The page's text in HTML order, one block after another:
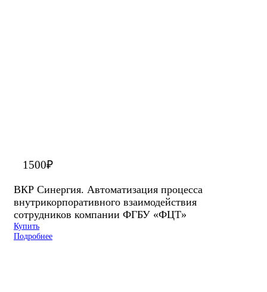
1500₽
ВКР Синергия. Автоматизация процесса
внутрикорпоративного взаимодействия
сотрудников компании ФГБУ «ФЦТ»
Купить
Подробнее